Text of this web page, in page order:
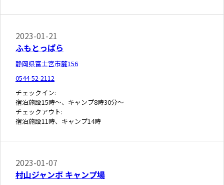
2023-01-21
ふもとっぱら
静岡県富士宮市麓156
0544-52-2112
チェックイン:
宿泊施設15時～、キャンプ8時30分～
チェックアウト:
宿泊施設11時、キャンプ14時
2023-01-07
村山ジャンボ キャンプ場